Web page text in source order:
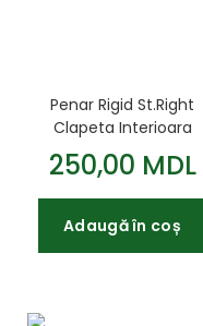
Penar Rigid St.Right
Clapeta Interioara
Colectia - Pink Blue
Gradient PC01 23x9
5x6cm
250,00 MDL
Adaugă în coș